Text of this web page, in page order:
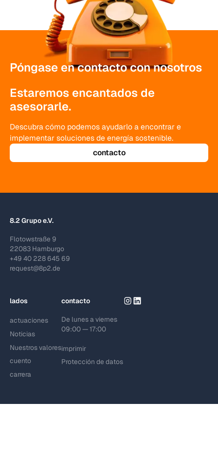
Póngase en contacto con nosotros
Estaremos encantados de
asesorarle.
Descubra cómo podemos ayudarlo a encontrar e
implementar soluciones de energía sostenible.
contacto
8.2 Grupo e.V.
Flotowstraße 9
22083 Hamburgo
+49 40 228 645 69
request@8p2.de
lados
actuaciones
Noticias
Nuestros valores
cuento
carrera
contacto
De lunes a viernes
09:00 — 17:00
imprimir
Protección de datos